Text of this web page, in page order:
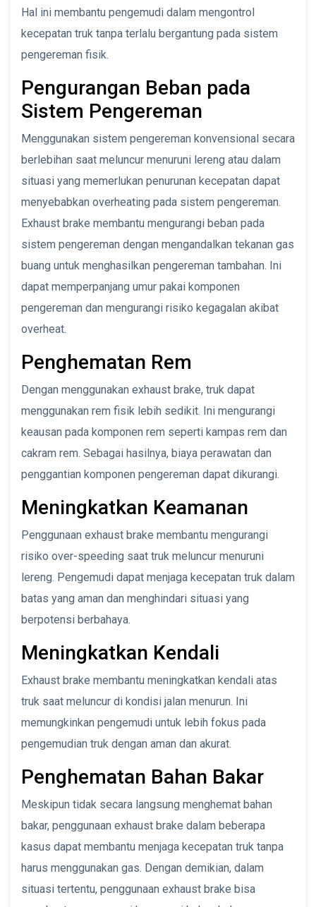
Hal ini membantu pengemudi dalam mengontrol
kecepatan truk tanpa terlalu bergantung pada sistem
pengereman fisik.
Pengurangan Beban pada
Sistem Pengereman
Menggunakan sistem pengereman konvensional secara
berlebihan saat meluncur menuruni lereng atau dalam
situasi yang memerlukan penurunan kecepatan dapat
menyebabkan overheating pada sistem pengereman.
Exhaust brake membantu mengurangi beban pada
sistem pengereman dengan mengandalkan tekanan gas
buang untuk menghasilkan pengereman tambahan. Ini
dapat memperpanjang umur pakai komponen
pengereman dan mengurangi risiko kegagalan akibat
overheat.
Penghematan Rem
Dengan menggunakan exhaust brake, truk dapat
menggunakan rem fisik lebih sedikit. Ini mengurangi
keausan pada komponen rem seperti kampas rem dan
cakram rem. Sebagai hasilnya, biaya perawatan dan
penggantian komponen pengereman dapat dikurangi.
Meningkatkan Keamanan
Penggunaan exhaust brake membantu mengurangi
risiko over-speeding saat truk meluncur menuruni
lereng. Pengemudi dapat menjaga kecepatan truk dalam
batas yang aman dan menghindari situasi yang
berpotensi berbahaya.
Meningkatkan Kendali
Exhaust brake membantu meningkatkan kendali atas
truk saat meluncur di kondisi jalan menurun. Ini
memungkinkan pengemudi untuk lebih fokus pada
pengemudian truk dengan aman dan akurat.
Penghematan Bahan Bakar
Meskipun tidak secara langsung menghemat bahan
bakar, penggunaan exhaust brake dalam beberapa
kasus dapat membantu menjaga kecepatan truk tanpa
harus menggunakan gas. Dengan demikian, dalam
situasi tertentu, penggunaan exhaust brake bisa